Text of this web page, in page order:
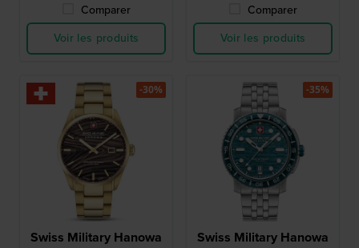
Comparer
Voir les produits
Comparer
Voir les produits
Swiss Military Hanowa
-30%
Swiss Military Hanowa
-35%